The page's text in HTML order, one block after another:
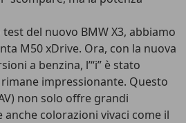
del nuovo BMW X3, abbiamo
M50 xDrive. Ora, con la nuova
a benzina, l’“i” è stato
impressionante. Questo
non solo offre grandi
colorazioni vivaci come il